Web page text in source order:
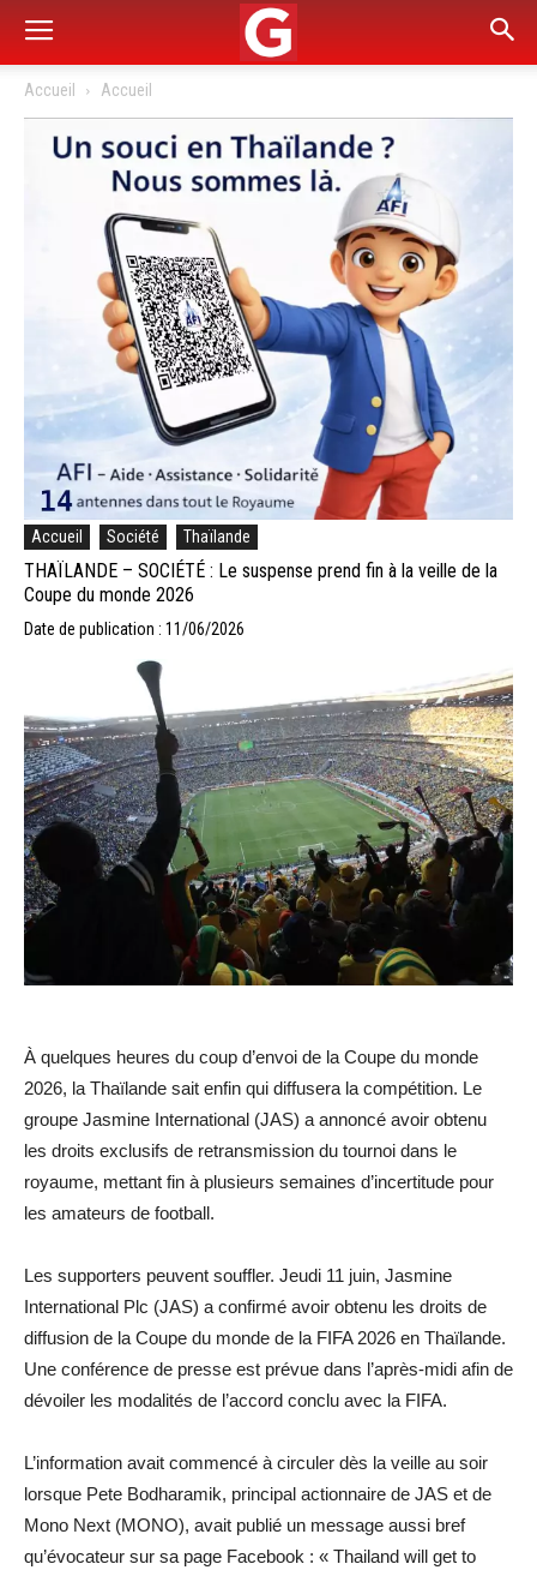
Accueil Accueil
Accueil Société Thaïlande
THAÏLANDE – SOCIÉTÉ : Le suspense prend fin à la veille de la
Coupe du monde 2026
Date de publication : 11/06/2026
À quelques heures du coup d’envoi de la Coupe du monde
2026, la Thaïlande sait enfin qui diffusera la compétition. Le
groupe Jasmine International (JAS) a annoncé avoir obtenu
les droits exclusifs de retransmission du tournoi dans le
royaume, mettant fin à plusieurs semaines d’incertitude pour
les amateurs de football.
Les supporters peuvent souffler. Jeudi 11 juin, Jasmine
International Plc (JAS) a confirmé avoir obtenu les droits de
diffusion de la Coupe du monde de la FIFA 2026 en Thaïlande.
Une conférence de presse est prévue dans l’après-midi afin de
dévoiler les modalités de l’accord conclu avec la FIFA.
L’information avait commencé à circuler dès la veille au soir
lorsque Pete Bodharamik, principal actionnaire de JAS et de
Mono Next (MONO), avait publié un message aussi bref
qu’évocateur sur sa page Facebook : « Thailand will get to